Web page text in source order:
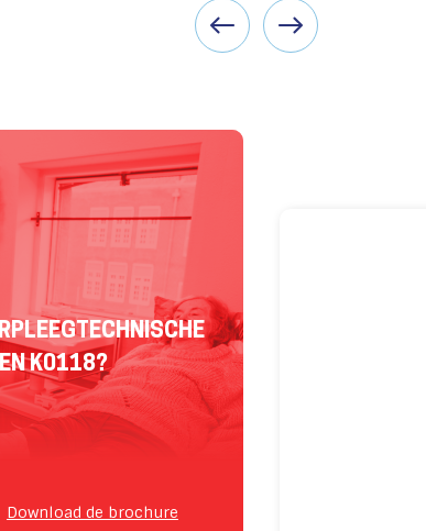
K0118?
Download de brochure